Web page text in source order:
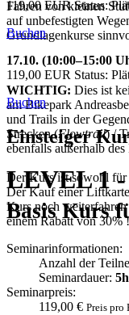
Fahren von kleinen
auf unbefestigten
Grundlagenkurse
WICHTIG: Dies ist
am Bikepark
und Trails in der
Strecken (Flowtrail) /
ebenfalls außerhalb
Der Kurs ist sowohl für
Der Kauf einer
Kurs noch
einem Rabatt von 30% !
119,00 EURStatus:
Buchen
17.10. (10:00–15:00
119,00 EUR Status:
Buchen
Einsteiger
LEVEL 1
Basis Kurs
Seminarinformationen:
Anzahl der
Seminardauer:
Seminarpreis:
119,00 € Preis pro